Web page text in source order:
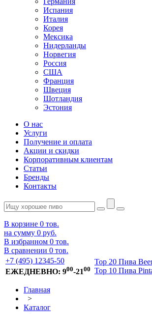
Испания
Италия
Корея
Мексика
Нидерланды
Норвегия
Россия
США
Франция
Швеция
Шотландия
Эстония
О нас
Услуги
Получение и оплата
Акции и скидки
Корпоративным клиентам
Статьи
Бренды
Контакты
В корзине 0 тов.
на сумму 0 руб.
В избранном 0 тов.
В сравнении 0 тов.
+7 (495) 12345-50
ЕЖЕДНЕВНО: 900-2100
Top 20 Пива
Top 10 Пива
Главная
>
Каталог